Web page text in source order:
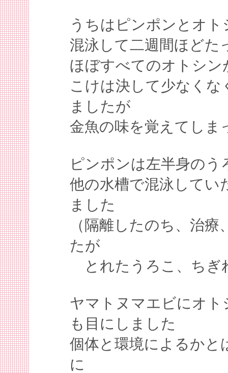
うちはピンポンとオ
混泳して二週間ほどた
ほぼすべてのオトシ
こけは決して少なくな
ましたが
金魚の味を覚えてし
ピンポンは左半身のう
他の水槽で混泳してい
ました
（隔離したのち、治
たが
とれたうろこ、ちぎ
ヤマトヌマエビにオ
も目にしました
個体と環境によるかと
に